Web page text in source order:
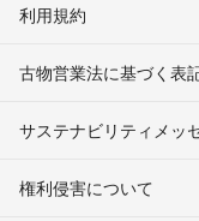
利用規約
古物営業法に基づく表
サステナビリティメッ
権利侵害について